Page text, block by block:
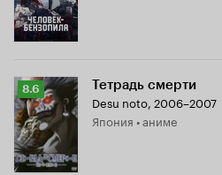
Рейтинг
Кинопоиска
8.6
8.6 Тетрадь смерти
Desu noto, 2006–2007
Япония • аниме